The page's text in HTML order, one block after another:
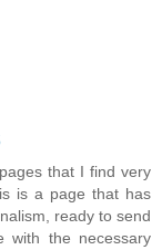
that I find very
is a page that has
ready to send
with the necessary